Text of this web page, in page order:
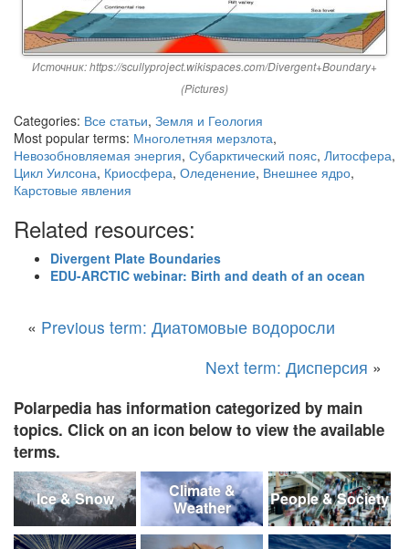
Источник: https://scullyproject.wikispaces.com/Divergent+Boundary+
(Pictures)
Categories: Все статьи, Земля и Геология
Most popular terms: Многолетняя мерзлота,
Невозобновляемая энергия, Субарктический пояс, Литосфера,
Цикл Уилсона, Криосфера, Оледенение, Внешнее ядро,
Карстовые явления
Related resources:
Divergent Plate Boundaries
EDU-ARCTIC webinar: Birth and death of an ocean
« Previous term: Диатомовые водоросли
Next term: Дисперсия »
Polarpedia has information categorized by main
topics. Click on an icon below to view the available
terms.
Ice & Snow
Climate &
Weather
People & Society